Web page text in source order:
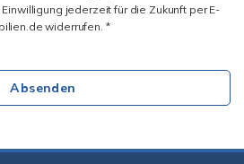
Einwilligung jederzeit für die Zukunft per E-
widerrufen. *
Absenden